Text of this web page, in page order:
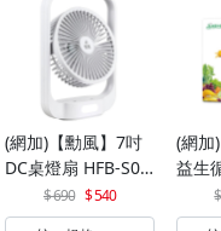
(網加)【勳風】7吋
DC桌燈扇 HFB-S06
690 540
(網加
益生
配方
盒)x1